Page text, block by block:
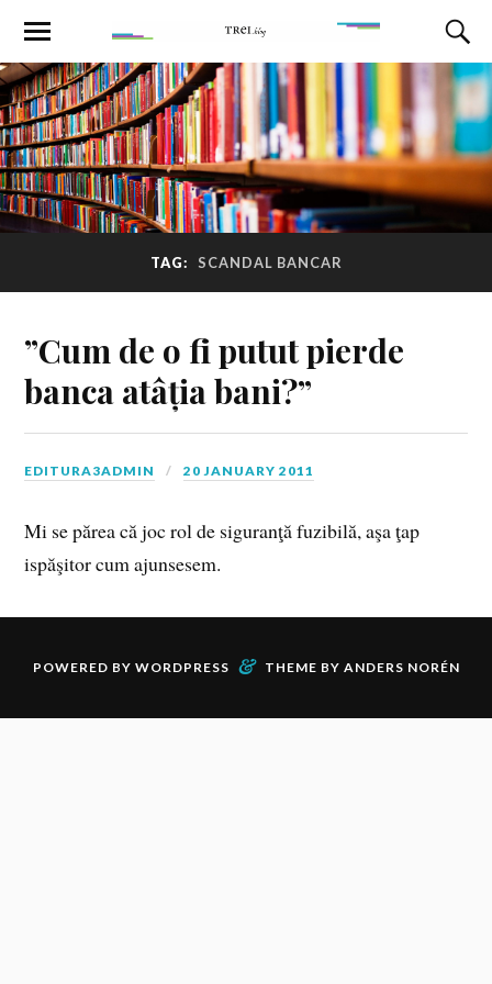
TAG: SCANDAL BANCAR
”Cum de o fi putut pierde
banca atâția bani?”
EDITURA3ADMIN 20 JANUARY 2011
Mi se părea că joc rol de siguranţă fuzibilă, aşa ţap
ispăşitor cum ajunsesem.
POWERED BY WORDPRESS & THEME BY ANDERS NORÉN